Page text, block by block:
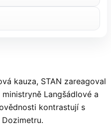
kauza, STAN zareagoval
Langšádlové a
kontrastují s